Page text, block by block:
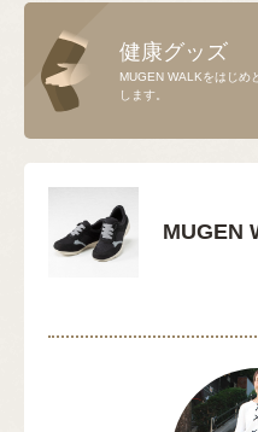
健康グッズ
MUGEN WALKをはじめ
します。
MUGEN